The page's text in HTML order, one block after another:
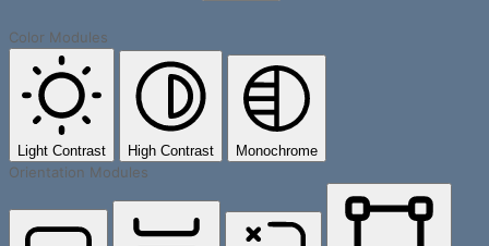
Color Modules
Light Contrast High Contrast Monochrome
Orientation Modules